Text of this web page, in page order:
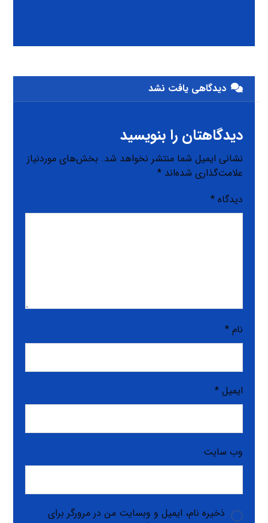
دیدگاهی یافت نشد
دیدگاهتان را بنویسید
نشانی ایمیل شما منتشر نخواهد شد. بخش‌های موردنیاز
علامت‌گذاری شده‌اند*
دیدگاه*
نام*
ایمیل*
وب‌ سایت
ذخیره نام، ایمیل و وبسایت من در مرورگر برای